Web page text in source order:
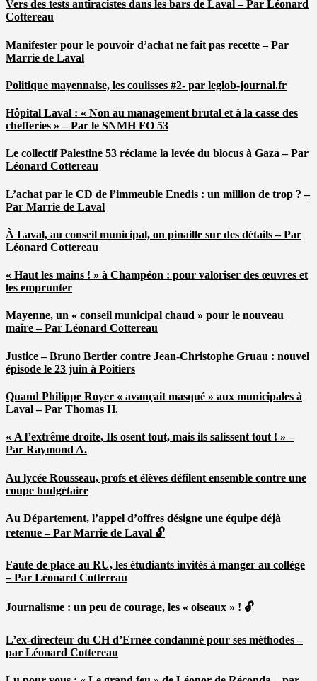
Vers des tests antiracistes dans les bars de Laval – Par Léonard
Cottereau
Manifester pour le pouvoir d’achat ne fait pas recette – Par
Marrie de Laval
Politique mayennaise, les coulisses #2- par leglob-journal.fr
Hôpital Laval : « Non au management brutal et à la casse des
chefferies » – Par le SNMH FO 53
Le collectif Palestine 53 réclame la levée du blocus à Gaza – Par
Léonard Cottereau
L’achat par le CD de l’immeuble Enedis : un million de trop ? –
Par Marrie de Laval
À Laval, au conseil municipal, on pinaille sur des détails – Par
Léonard Cottereau
« Haut les mains ! » à Champéon : pour valoriser des œuvres et
les emprunter
Mayenne, un « conseil municipal chaud » pour le nouveau
maire – Par Léonard Cottereau
Justice – Bruno Bertier contre Jean-Christophe Gruau : nouvel
épisode le 23 juin à Poitiers
Quand Philippe Royer « avançait masqué » aux municipales à
Laval – Par Thomas H.
« A l’extrême droite, Ils osent tout, mais ils salissent tout ! » –
Par Raymond A.
Au lycée Rousseau, profs et élèves défilent ensemble contre une
coupe budgétaire
Au Département, l’appel d’offres désigne une équipe déjà
retenue – Par Marrie de Laval 🔓
Faute de place au RU, les étudiants invités à manger au collège
– Par Léonard Cottereau
Journalisme : un peu de courage, les « oiseaux » ! 🔓
L’ex-directeur du CH d’Ernée condamné pour ses méthodes –
par Léonard Cottereau